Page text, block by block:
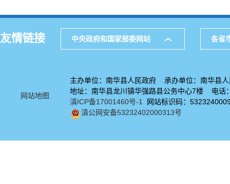
友情链接 中央政府和国家部委网站 各省
网站地图
主办单位：南华县人民政府 承办单位：南华县人
地址：南华县龙川镇华强路县公务中心7楼 电
滇ICP备17001460号-1
网站标识码：
滇公网安备53232402000313号